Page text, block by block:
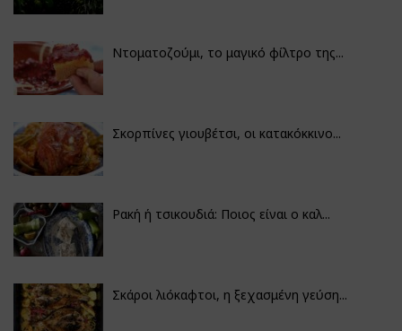
Ντοματοζούμι, το μαγικό φίλτρο της...
Σκορπίνες γιουβέτσι, οι κατακόκκινο...
Ρακή ή τσικουδιά: Ποιος είναι ο καλ...
Σκάροι λιόκαφτοι, η ξεχασμένη γεύση...